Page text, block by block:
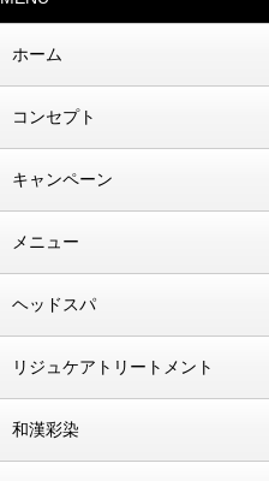
ホーム
コンセプト
キャンペーン
メニュー
ヘッドスパ
リジュケアトリートメント
和漢彩染